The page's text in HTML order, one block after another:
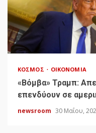
ΚΌΣΜΟΣ ΟΙΚΟΝΟΜΊΑ
«Bόμβα» Τραμπ:
επενδύουν σε
newsroom 30 Μαΐου,